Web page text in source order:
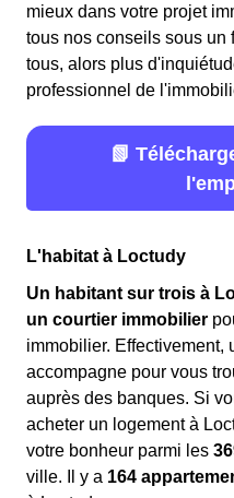
mieux dans votre projet
tous nos conseils sous un
tous, alors plus
professionnel de
📗
L'habitat à Loctudy
Un habitant sur trois à
un courtier immobilier
immobilier. Effectivement,
accompagne pour vous
auprès des banques. Si
acheter un logement à
votre bonheur parmi les
ville. Il y a 164